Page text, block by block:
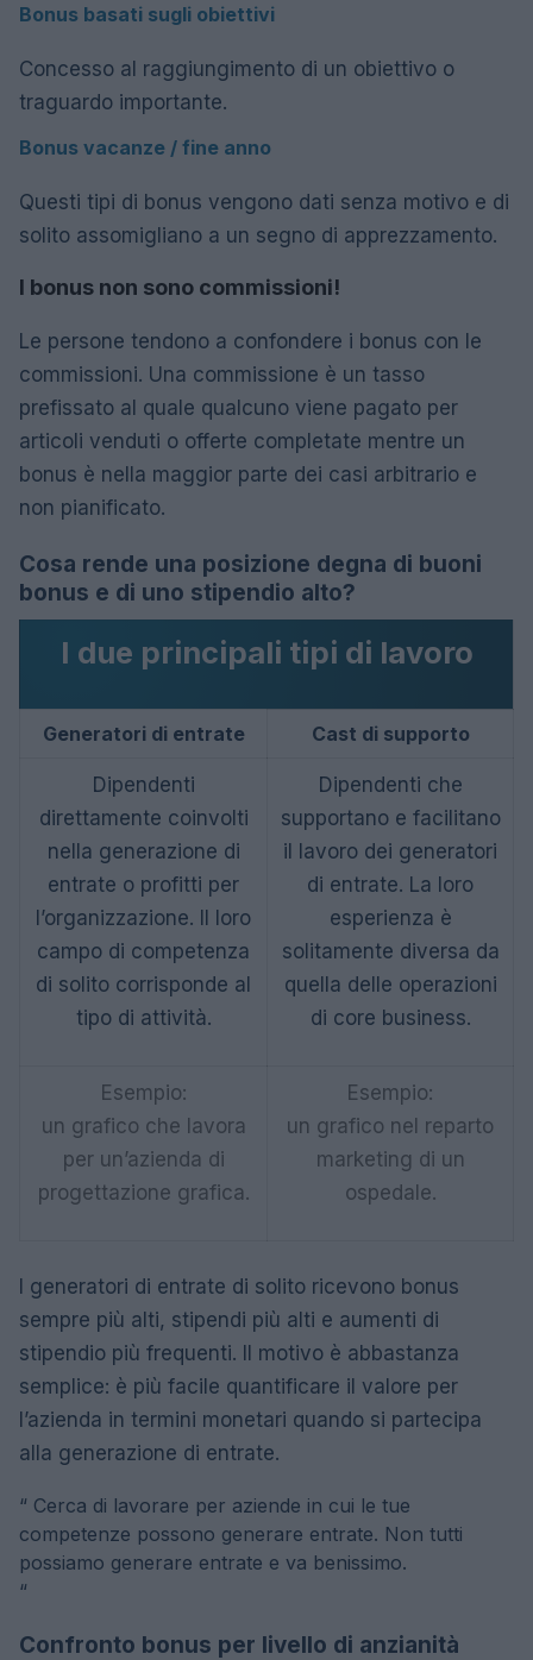
Bonus basati sugli obiettivi
Concesso al raggiungimento di un obiettivo o
traguardo importante.
Bonus vacanze / fine anno
Questi tipi di bonus vengono dati senza motivo e di
solito assomigliano a un segno di apprezzamento.
I bonus non sono commissioni!
Le persone tendono a confondere i bonus con le
commissioni. Una commissione è un tasso
prefissato al quale qualcuno viene pagato per
articoli venduti o offerte completate mentre un
bonus è nella maggior parte dei casi arbitrario e
non pianificato.
Cosa rende una posizione degna di buoni
bonus e di uno stipendio alto?
I due principali tipi di lavoro
Generatori di entrate Cast di supporto
Dipendenti
direttamente coinvolti
nella generazione di
entrate o profitti per
l’organizzazione. Il loro
campo di competenza
di solito corrisponde al
tipo di attività.
Dipendenti che
supportano e facilitano
il lavoro dei generatori
di entrate. La loro
esperienza è
solitamente diversa da
quella delle operazioni
di core business.
Esempio:
un grafico che lavora
per un’azienda di
progettazione grafica.
Esempio:
un grafico nel reparto
marketing di un
ospedale.
I generatori di entrate di solito ricevono bonus
sempre più alti, stipendi più alti e aumenti di
stipendio più frequenti. Il motivo è abbastanza
semplice: è più facile quantificare il valore per
l’azienda in termini monetari quando si partecipa
alla generazione di entrate.
“ Cerca di lavorare per aziende in cui le tue
competenze possono generare entrate. Non tutti
possiamo generare entrate e va benissimo.
“
Confronto bonus per livello di anzianità